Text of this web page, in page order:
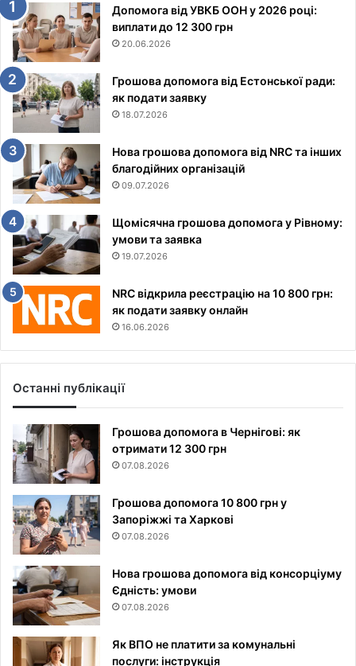
Допомога від УВКБ ООН у 2026 році:
виплати до 12 300 грн
20.06.2026
Грошова допомога від Естонської ради:
як подати заявку
18.07.2026
Нова грошова допомога від NRC та інших
благодійних організацій
09.07.2026
Щомісячна грошова допомога у Рівному:
умови та заявка
19.07.2026
NRC відкрила реєстрацію на 10 800 грн:
як подати заявку онлайн
16.06.2026
Останні публікації
Грошова допомога в Чернігові: як
отримати 12 300 грн
07.08.2026
Грошова допомога 10 800 грн у
Запоріжжі та Харкові
07.08.2026
Нова грошова допомога від консорціуму
Єдність: умови
07.08.2026
Як ВПО не платити за комунальні
послуги: інструкція